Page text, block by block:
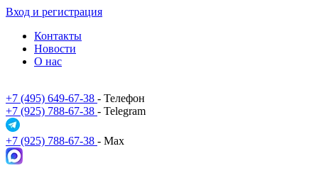
Вход и регистрация
Контакты
Новости
О нас
+7 (495) 649-67-38 - Телефон
+7 (925) 788-67-38 - Telegram
+7 (925) 788-67-38 - Max